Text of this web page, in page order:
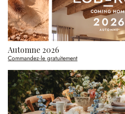
Automne 2026
Commandez-le gratuitement